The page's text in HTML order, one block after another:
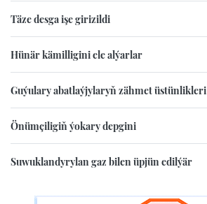
Täze desga işe girizildi
Hünär kämilligini ele alýarlar
Guýulary abatlaýjylaryň zähmet üstünlikleri
Önümçiligiň ýokary depgini
Suwuklandyrylan gaz bilen üpjün edilýär